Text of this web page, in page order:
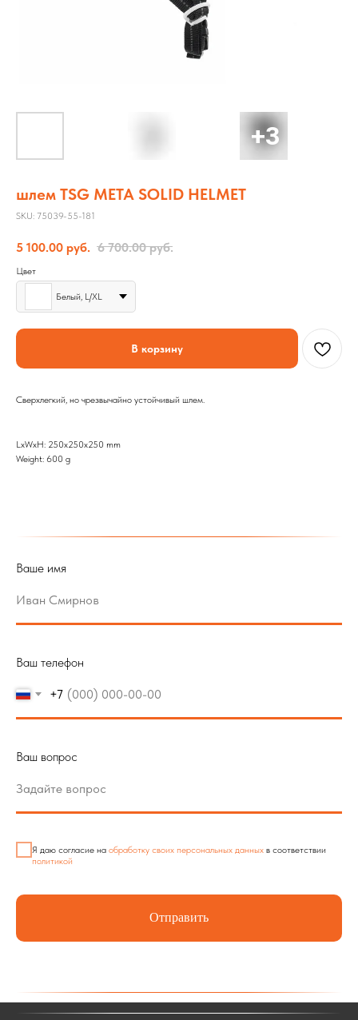
шлем TSG META SOLID HELMET
SKU: 75039-55-181
5 100.00 руб. 6 700.00 руб.
Цвет
Белый, L/XL
В корзину
Сверхлегкий, но чрезвычайно устойчивый шлем.
LxWxH: 250x250x250 mm
Weight: 600 g
Ваше имя
Ваш телефон
+7
Ваш вопрос
Я даю согласие на обработку своих персональных данных в соответствии
политикой
Отправить